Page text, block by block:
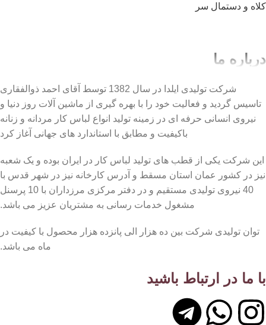
کلاه و دستمال سر
درباره ما
شرکت تولیدی ایلدا در سال 1382 توسط آقای احمد ذوالفقاری
تاسیس گردید و فعالیت خود را با بهره گیری از ماشین آلات روز دنیا و
نیروی انسانی حرفه ای در زمینه تولید انواع لباس کار مردانه و زنانه
باکیفیت و مطابق با استاندارد های جهانی آغاز کرد
این شرکت یکی از قطب های تولید لباس کار در ایران بوده و یک شعبه
نیز در کشور عمان استان مسقط و آدرس کارخانه نیز در شهر قدس با
40 نیروی تولیدی مستقیم و در دفتر مرکزی مرزداران با 10 پرسنل
مشغول خدمات رسانی به مشتریان عزیز می باشد.
توان تولیدی شرکت بین ده هزار الی پانزده هزار محصول با کیفیت در
ماه می باشد.
با ما در ارتباط باشید